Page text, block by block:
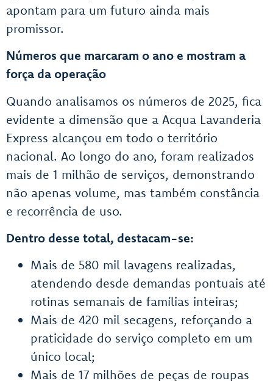
apontam para um futuro ainda mais
promissor.
Números que marcaram o ano e mostram a
força da operação
Quando analisamos os números de 2025, fica
evidente a dimensão que a Acqua Lavanderia
Express alcançou em todo o território
nacional. Ao longo do ano, foram realizados
mais de 1 milhão de serviços, demonstrando
não apenas volume, mas também constância
e recorrência de uso.
Dentro desse total, destacam-se:
Mais de 580 mil lavagens realizadas,
atendendo desde demandas pontuais até
rotinas semanais de famílias inteiras;
Mais de 420 mil secagens, reforçando a
praticidade do serviço completo em um
único local;
Mais de 17 milhões de peças de roupas